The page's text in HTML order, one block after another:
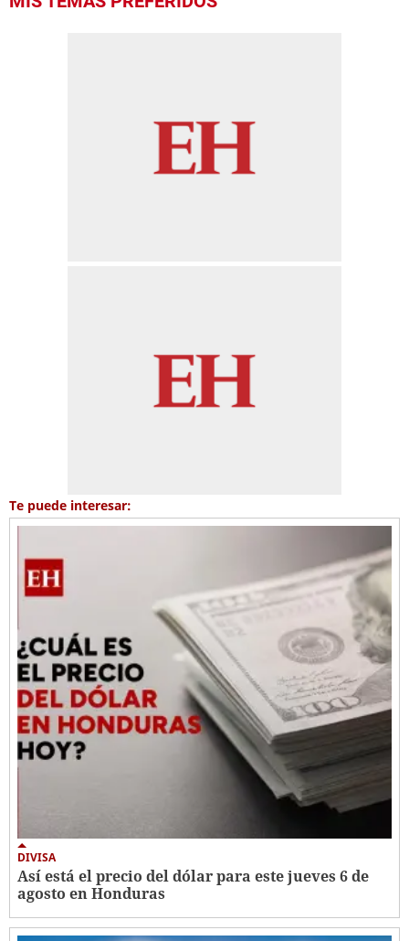
Te puede interesar:
DIVISA
Así está el precio del dólar para este jueves 6 de
agosto en Honduras